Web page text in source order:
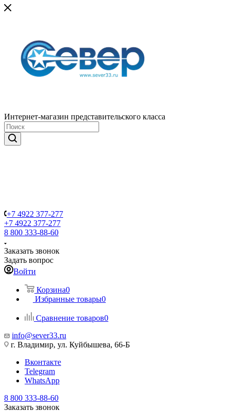
Интернет-магазин представительского класса
+7 4922 377-277
+7 4922 377-277
8 800 333-88-60
Заказать звонок
Задать вопрос
Войти
Корзина0
Избранные товары0
Сравнение товаров0
info@sever33.ru
г. Владимир, ул. Куйбышева, 66-Б
Вконтакте
Telegram
WhatsApp
8 800 333-88-60
Заказать звонок